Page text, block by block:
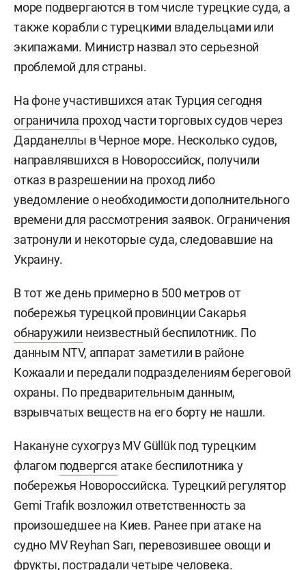
море подвергаются в том числе турецкие суда, а
также корабли с турецкими владельцами или
экипажами. Министр назвал это серьезной
проблемой для страны.
На фоне участившихся атак Турция сегодня
ограничила проход части торговых судов через
Дарданеллы в Черное море. Несколько судов,
направлявшихся в Новороссийск, получили
отказ в разрешении на проход либо
уведомление о необходимости дополнительного
времени для рассмотрения заявок. Ограничения
затронули и некоторые суда, следовавшие на
Украину.
В тот же день примерно в 500 метров от
побережья турецкой провинции Сакарья
обнаружили неизвестный беспилотник. По
данным NTV, аппарат заметили в районе
Кожаали и передали подразделениям береговой
охраны. По предварительным данным,
взрывчатых веществ на его борту не нашли.
Накануне сухогруз MV Güllük под турецким
флагом подвергся атаке беспилотника у
побережья Новороссийска. Турецкий регулятор
Gemi Trafık возложил ответственность за
произошедшее на Киев. Ранее при атаке на
судно MV Reyhan Sarı, перевозившее овощи и
фрукты, пострадали четыре человека.